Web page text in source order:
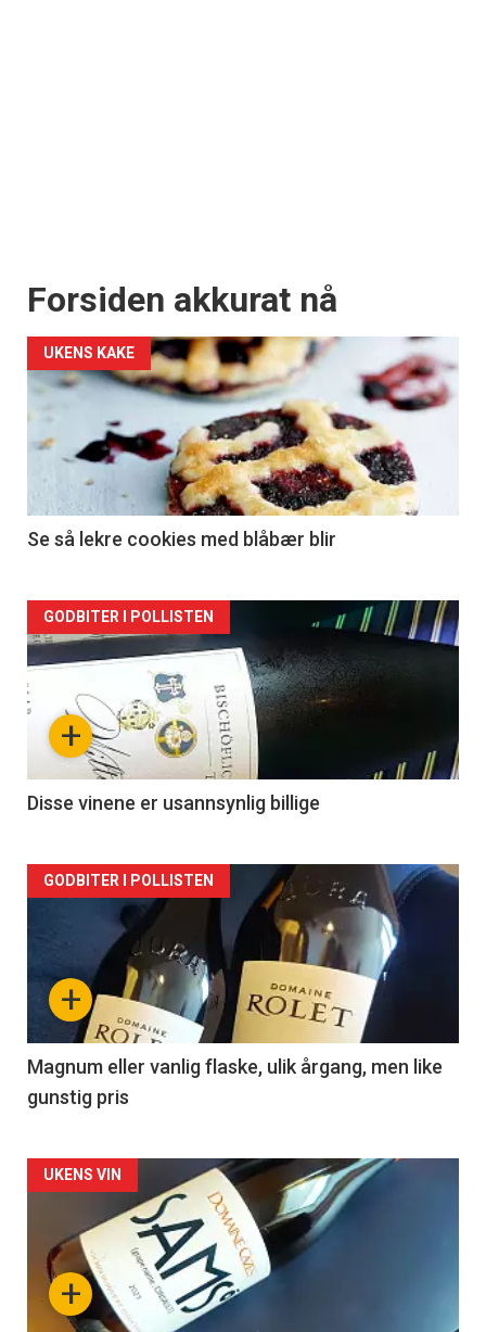
Forsiden akkurat nå
UKENS KAKE
Se så lekre cookies med blåbær blir
Forsiden
akkurat
nå
2
+
GODBITER I POLLISTEN
Disse vinene er usannsynlig billige
Forsiden
akkurat
nå
3
+
GODBITER I POLLISTEN
Magnum eller vanlig flaske, ulik årgang, men like
gunstig pris
Forsiden
akkurat
nå+
UKENS VIN